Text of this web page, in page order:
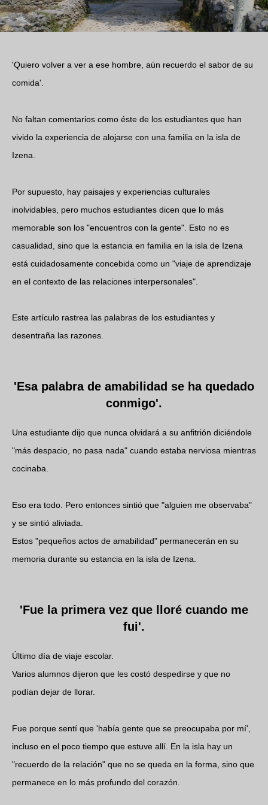
'Quiero volver a ver a ese hombre, aún recuerdo el sabor de su
comida'.
No faltan comentarios como éste de los estudiantes que han
vivido la experiencia de alojarse con una familia en la isla de
Izena.
Por supuesto, hay paisajes y experiencias culturales
inolvidables, pero muchos estudiantes dicen que lo más
memorable son los "encuentros con la gente". Esto no es
casualidad, sino que la estancia en familia en la isla de Izena
está cuidadosamente concebida como un "viaje de aprendizaje
en el contexto de las relaciones interpersonales".
Este artículo rastrea las palabras de los estudiantes y
desentraña las razones.
'Esa palabra de amabilidad se ha quedado
conmigo'.
Una estudiante dijo que nunca olvidará a su anfitrión diciéndole
"más despacio, no pasa nada" cuando estaba nerviosa mientras
cocinaba.
Eso era todo. Pero entonces sintió que "alguien me observaba"
y se sintió aliviada.
Estos "pequeños actos de amabilidad" permanecerán en su
memoria durante su estancia en la isla de Izena.
'Fue la primera vez que lloré cuando me
fui'.
Último día de viaje escolar.
Varios alumnos dijeron que les costó despedirse y que no
podían dejar de llorar.
Fue porque sentí que 'había gente que se preocupaba por mí',
incluso en el poco tiempo que estuve allí. En la isla hay un
"recuerdo de la relación" que no se queda en la forma, sino que
permanece en lo más profundo del corazón.